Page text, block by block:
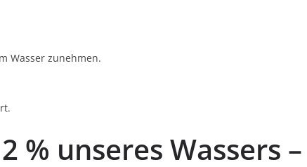
Wasser zunehmen.
% unseres Wassers –